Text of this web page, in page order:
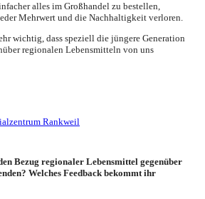
alles im Großhandel zu bestellen,
Mehrwert und die Nachhaltigkeit verloren.
wichtig, dass speziell die jüngere Generation
regionalen Lebensmitteln von uns
Bezug regionaler Lebensmittel gegenüber
Welches Feedback bekommt ihr